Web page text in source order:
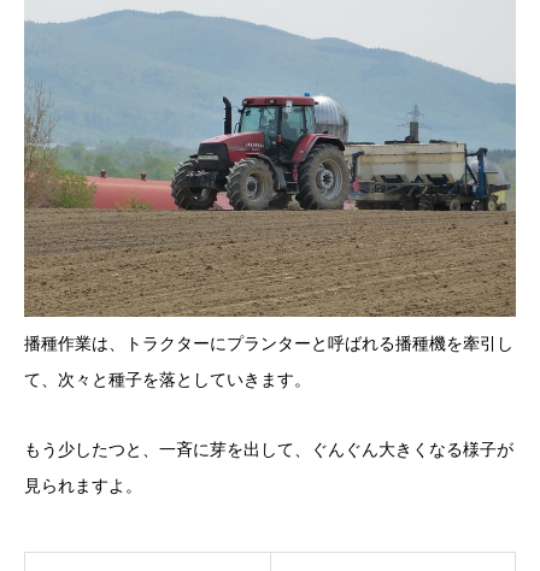
播種作業は、トラクターにプランターと呼ばれる播種機を牽引し
て、次々と種子を落としていきます。
もう少したつと、一斉に芽を出して、ぐんぐん大きくなる様子が
見られますよ。